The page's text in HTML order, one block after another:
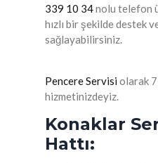
339 10 34nolu telefon
hızlı bir şekilde destek
sağlayabilirsiniz.
Pencere Servisi olarak
hizmetinizdeyiz.
Konaklar
Hattı: